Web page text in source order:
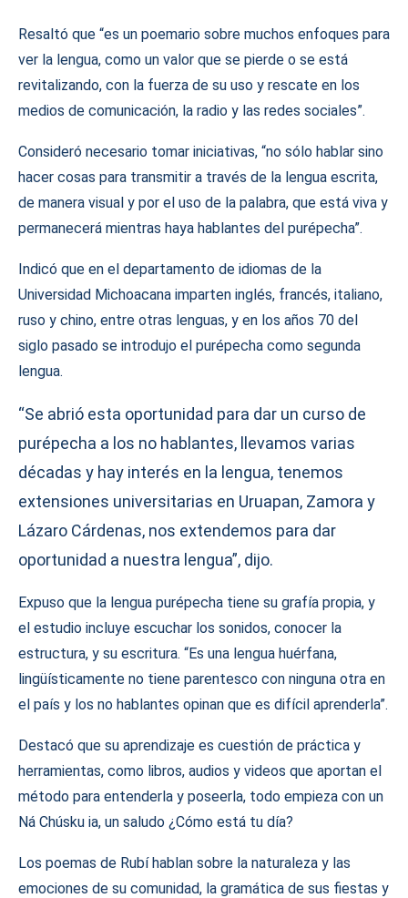
Resaltó que “es un poemario sobre muchos enfoques para
ver la lengua, como un valor que se pierde o se está
revitalizando, con la fuerza de su uso y rescate en los
medios de comunicación, la radio y las redes sociales”.
Consideró necesario tomar iniciativas, “no sólo hablar sino
hacer cosas para transmitir a través de la lengua escrita,
de manera visual y por el uso de la palabra, que está viva y
permanecerá mientras haya hablantes del purépecha”.
Indicó que en el departamento de idiomas de la
Universidad Michoacana imparten inglés, francés, italiano,
ruso y chino, entre otras lenguas, y en los años 70 del
siglo pasado se introdujo el purépecha como segunda
lengua.
“Se abrió esta oportunidad para dar un curso de
purépecha a los no hablantes, llevamos varias
décadas y hay interés en la lengua, tenemos
extensiones universitarias en Uruapan, Zamora y
Lázaro Cárdenas, nos extendemos para dar
oportunidad a nuestra lengua”, dijo.
Expuso que la lengua purépecha tiene su grafía propia, y
el estudio incluye escuchar los sonidos, conocer la
estructura, y su escritura. “Es una lengua huérfana,
lingüísticamente no tiene parentesco con ninguna otra en
el país y los no hablantes opinan que es difícil aprenderla”.
Destacó que su aprendizaje es cuestión de práctica y
herramientas, como libros, audios y videos que aportan el
método para entenderla y poseerla, todo empieza con un
Ná Chúsku ia, un saludo ¿Cómo está tu día?
Los poemas de Rubí hablan sobre la naturaleza y las
emociones de su comunidad, la gramática de sus fiestas y